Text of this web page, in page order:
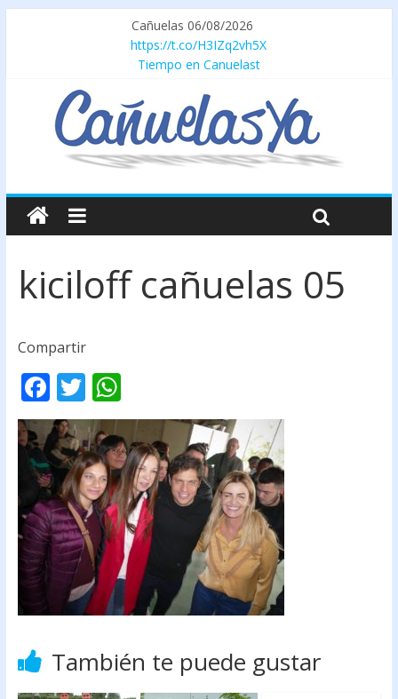
Cañuelas 06/08/2026
https://t.co/H3IZq2vh5X
Tiempo en Canuelast
kiciloff cañuelas 05
Compartir
F
ac
e
b
o
o
k
T
w
itt
er
W
h
at
s
A
p
p
También te puede gustar